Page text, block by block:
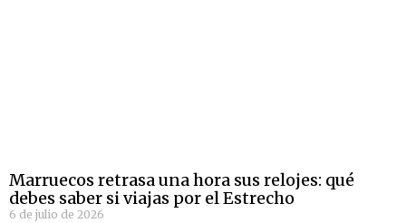
Marruecos retrasa una hora sus relojes: qué
debes saber si viajas por el Estrecho
6 de julio de 2026